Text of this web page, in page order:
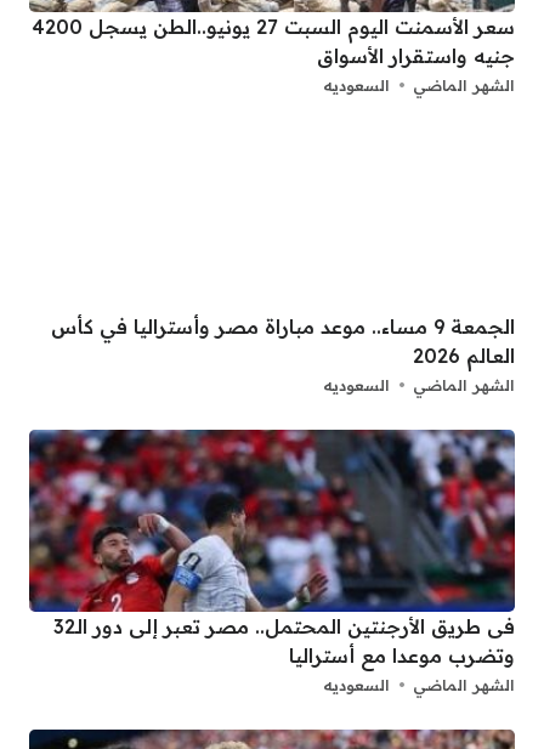
سعر الأسمنت اليوم السبت 27 يونيو..الطن يسجل 4200
جنيه واستقرار الأسواق
الشهر الماضي السعوديه
الجمعة 9 مساء.. موعد مباراة مصر وأستراليا في كأس
العالم 2026
الشهر الماضي السعوديه
فى طريق الأرجنتين المحتمل.. مصر تعبر إلى دور الـ32
وتضرب موعدا مع أستراليا
الشهر الماضي السعوديه